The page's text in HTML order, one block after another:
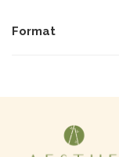
Format
Recherche
pour :